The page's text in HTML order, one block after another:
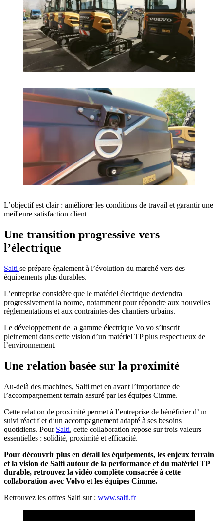
L’objectif est clair : améliorer les conditions de travail et garantir une
meilleure satisfaction client.
Une transition progressive vers
l’électrique
Salti se prépare également à l’évolution du marché vers des
équipements plus durables.
L’entreprise considère que le matériel électrique deviendra
progressivement la norme, notamment pour répondre aux nouvelles
réglementations et aux contraintes des chantiers urbains.
Le développement de la gamme électrique Volvo s’inscrit
pleinement dans cette vision d’un matériel TP plus respectueux de
l’environnement.
Une relation basée sur la proximité
Au-delà des machines, Salti met en avant l’importance de
l’accompagnement terrain assuré par les équipes Cimme.
Cette relation de proximité permet à l’entreprise de bénéficier d’un
suivi réactif et d’un accompagnement adapté à ses besoins
quotidiens. Pour Salti, cette collaboration repose sur trois valeurs
essentielles : solidité, proximité et efficacité.
Pour découvrir plus en détail les équipements, les enjeux terrain
et la vision de Salti autour de la performance et du matériel TP
durable, retrouvez la vidéo complète consacrée à cette
collaboration avec Volvo et les équipes Cimme.
Retrouvez les offres Salti sur : www.salti.fr